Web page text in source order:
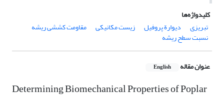
کلیدواژه‌ها
تبریزی
دیوارة پروفیل زیست‏ مکانیکی مقاومت کششی ریشه
نسبت سطح ریشه
عنوان مقاله English
Determining Biomechanical Properties of Poplar